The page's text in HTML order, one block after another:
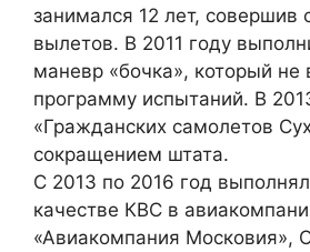
занимался 12 лет, совершив
вылетов. В 2011 году
маневр «бочка», который не
программу испытаний. В
«Гражданских самолетов
сокращением штата.
С 2013 по 2016 год
качестве КВС в
«Авиакомпания Московия»,